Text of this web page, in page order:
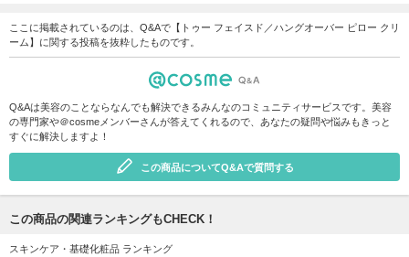
ここに掲載されているのは、Q&Aで【トゥー フェイスド／ハングオーバー ピロー クリ
ーム】に関する投稿を抜粋したものです。
Q&Aは美容のことならなんでも解決できるみんなのコミュニティサービスです。美容
の専門家や＠cosmeメンバーさんが答えてくれるので、あなたの疑問や悩みもきっと
すぐに解決しますよ！
この商品についてQ&Aで質問する
この商品の関連ランキングもCHECK！
スキンケア・基礎化粧品 ランキング